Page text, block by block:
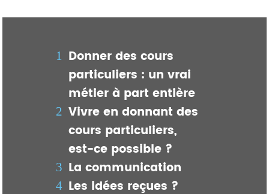
Donner des cours
particuliers : un vrai
métier à part entière
Vivre en donnant des
cours particuliers,
est-ce possible ?
La communication
Les idées reçues ?